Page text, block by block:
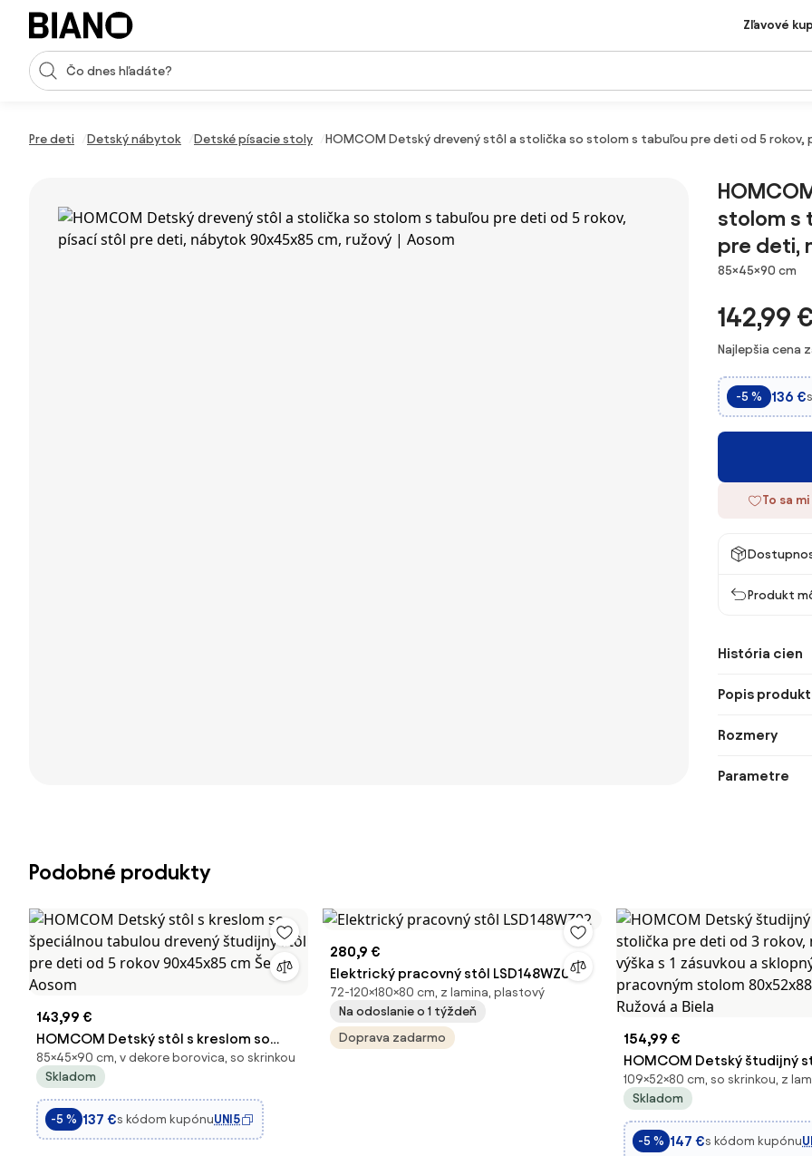
Preskočiť navigáciu, prejsť na obsah
Vstup pre vyhľadávanie
Zľavové
Pre deti Detský nábytok Detské písacie stoly HOMCOM Detský drevený stôl a stolička so stolom s tabuľou pre deti od 5
stolom s
pre deti,
Rozmery
85×45×90 cm
142,99 €
Najlepšia cena
-5 % 136 €
To sa
Produkt
História cien
Popis
Rozmery
Parametre
Podobné produkty
143,99 €
HOMCOM Detský stôl s kreslom so
špeciálnou tabulou drevený študijný
stôl pre deti od 5 rokov 90x45x85 cm
Šedý | Aosom
85×45×90 cm, v dekore borovica, so skrinkou
Skladom
-5 % 137 €s kódom kupónuUNI5
280,9 €
Elektrický pracovný stôl LSD148WZ02
72-120×180×80 cm, z lamina, plastový
Na odoslanie o 1 týždeň
Doprava zadarmo
154,99 €
HOMCOM Detský študijný
stolička pre deti od 3 rokov,
nastaviteľná výška s 1
sklopným pracovným
80x52x88-109 cm Ružová a
109×52×80 cm, so skrinkou, z
Skladom
-5 % 147 €s kódom kupónu